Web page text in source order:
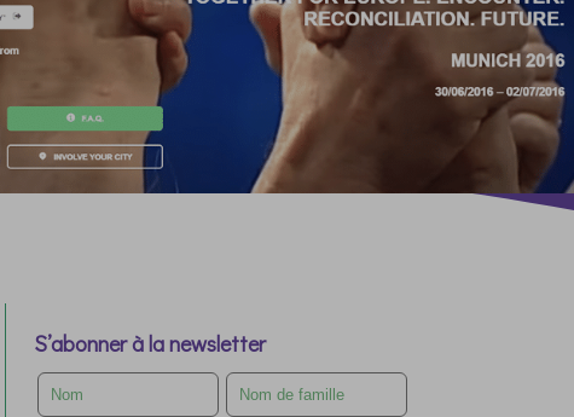
S’abonner à la newsletter
Leave
this